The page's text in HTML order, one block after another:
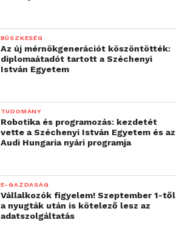
BÜSZKESÉG
Az új mérnökgenerációt köszöntötték:
diplomaátadót tartott a Széchenyi
István Egyetem
TUDOMÁNY
Robotika és programozás: kezdetét
vette a Széchenyi István Egyetem és az
Audi Hungaria nyári programja
E-GAZDASÁG
Vállalkozók figyelem! Szeptember 1-től
a nyugták után is kötelező lesz az
adatszolgáltatás